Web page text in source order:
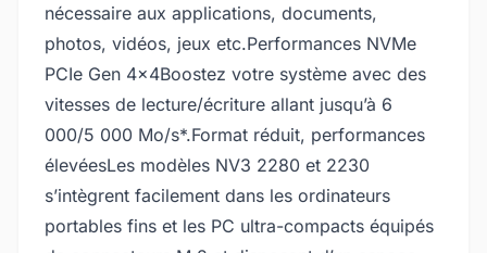
nécessaire aux applications, documents,
photos, vidéos, jeux etc.Performances NVMe
PCIe Gen 4x4Boostez votre système avec des
vitesses de lecture/écriture allant jusqu’à 6
000/5 000 Mo/s*.Format réduit, performances
élevéesLes modèles NV3 2280 et 2230
s’intègrent facilement dans les ordinateurs
portables fins et les PC ultra-compacts équipés